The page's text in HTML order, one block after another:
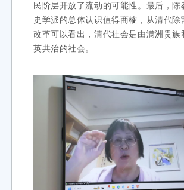
民阶层开放了流动的可能性。最后，陈
史学派的总体认识值得商榷，从清代除
改革可以看出，清代社会是由满洲贵族
英共治的社会。